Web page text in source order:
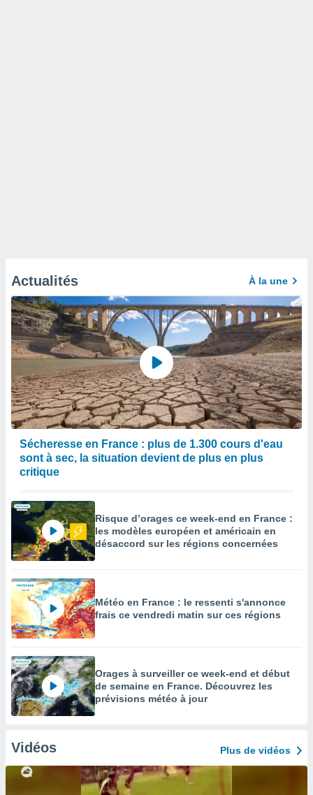
Actualités À la une
Sécheresse en France : plus de 1.300 cours d'eau
sont à sec, la situation devient de plus en plus
critique
Risque d’orages ce week-end en France :
les modèles européen et américain en
désaccord sur les régions concernées
Météo en France : le ressenti s'annonce
frais ce vendredi matin sur ces régions
Orages à surveiller ce week-end et début
de semaine en France. Découvrez les
prévisions météo à jour
Vidéos Plus de vidéos